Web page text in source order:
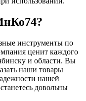
инструменты по
ценит каждого
и области. Вы
наши товары
нашей
довольны